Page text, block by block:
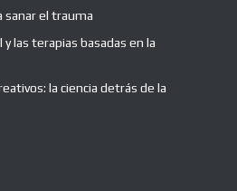
sanar el trauma
las terapias basadas en la
la ciencia detrás de la